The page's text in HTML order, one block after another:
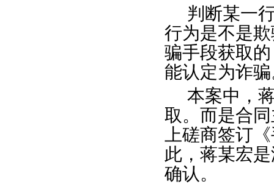
判断某一
行为是不是
骗手段获取
能认定为诈
本案中，
取。而是合
上磋商签订
此，蒋某宏
确认。